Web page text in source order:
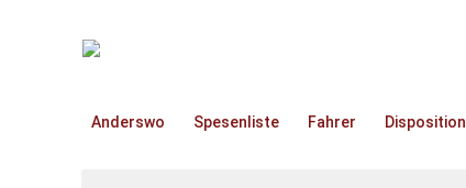
TruckOnline.de
Anderswo Spesenliste Fahrer Disposition